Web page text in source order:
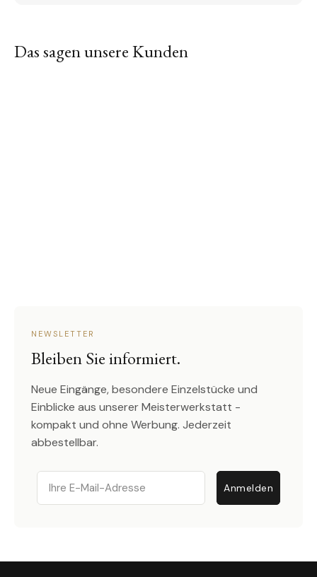
Das sagen unsere Kunden
NEWSLETTER
Bleiben Sie informiert.
Neue Eingänge, besondere Einzelstücke und
Einblicke aus unserer Meisterwerkstatt -
kompakt und ohne Werbung. Jederzeit
abbestellbar.
Email
Anmelden